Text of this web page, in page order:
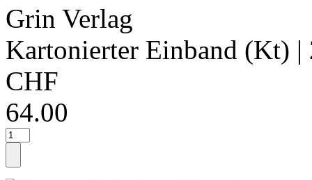
Grin Verlag
Kartonierter Einband (Kt) |
CHF
64.00